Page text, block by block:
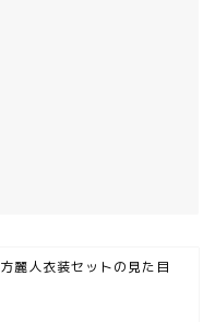
麗人衣装セットの見た目